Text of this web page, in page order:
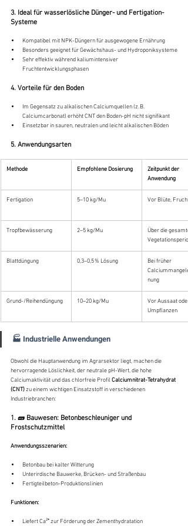
3. Ideal für wasserlösliche Dünger- und Fertigation-
Systeme
Kompatibel mit NPK-Düngern für ausgewogene Ernährung
Besonders geeignet für Gewächshaus- und Hydroponiksysteme
Sehr effektiv während kaliumintensiver
Fruchtentwicklungsphasen
4. Vorteile für den Boden
Im Gegensatz zu alkalischen Calciumquellen (z. B.
Calciumcarbonat) erhöht CNT den Boden-pH nicht signifikant
Einsetzbar in sauren, neutralen und leicht alkalischen Böden
5. Anwendungsarten
Methode Empfohlene Dosierung
Zeitpunkt der
Anwendung
Fertigation 5–10 kg/Mu Vor Blüte,
Tropfbewässerung 2–5 kg/Mu
Über die gesamte
Blattdüngung 0,3–0,5 % Lösung
Bei früher
nung
Grund-/Reihendüngung 10–20 kg/Mu
Vor Aussaat oder
Umpflanzen
🏭 Industrielle Anwendungen
Obwohl die Hauptanwendung im Agrarsektor liegt, machen die
hervorragende Löslichkeit, der neutrale pH-Wert, die hohe
Calciumaktivität und das chlorfreie Profil Calciumnitrat-Tetrahydrat
(CNT) zu einem wichtigen Einsatzstoff in verschiedenen
Industriebranchen:
1. 🧱 Bauwesen: Betonbeschleuniger und
Frostschutzmittel
Anwendungsszenarien:
Betonbau bei kalter Witterung
Unterirdische Bauwerke, Brücken- und Straßenbau
Fertigteilbeton-Produktionslinien
Funktionen:
Liefert Ca²⁺ zur Förderung der Zementhydratation